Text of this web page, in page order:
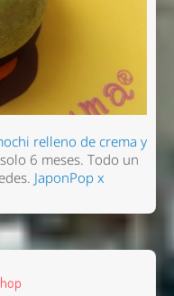
relleno de crema y
6 meses. Todo un
JaponPop x